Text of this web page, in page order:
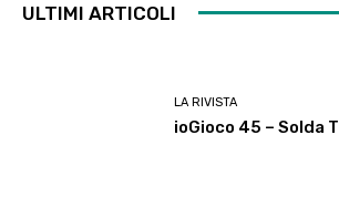
ULTIMI ARTICOLI
LA RIVISTA
ioGioco 45 – Solda